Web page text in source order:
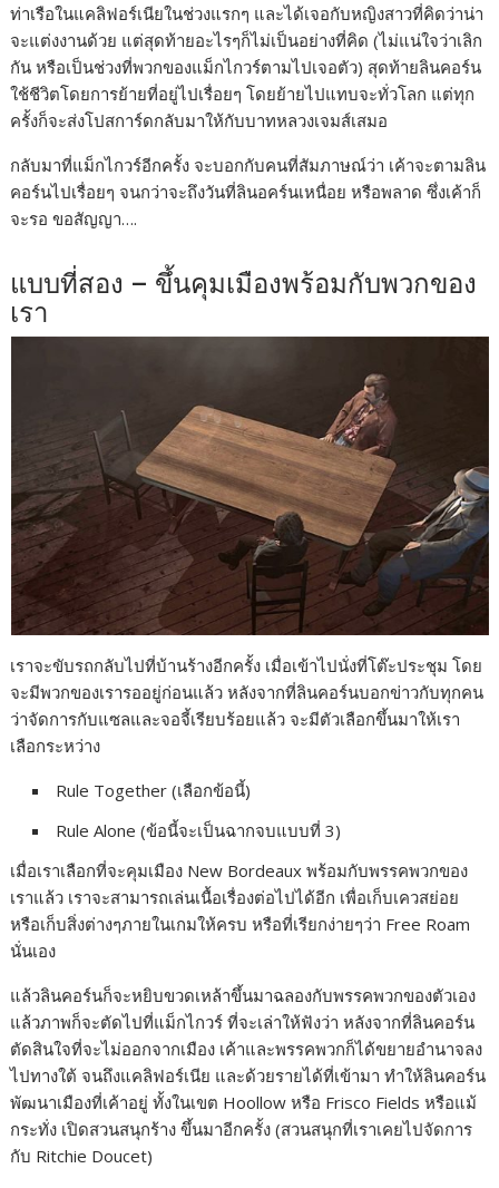
ท่าเรือในแคลิฟอร์เนียในช่วงแรกๆ และได้เจอกับหญิงสาวที่คิดว่าน่า
จะแต่งงานด้วย แต่สุดท้ายอะไรๆก็ไม่เป็นอย่างที่คิด (ไม่แน่ใจว่าเลิก
กัน หรือเป็นช่วงที่พวกของแม็กไกวร์ตามไปเจอตัว) สุดท้ายลินคอร์น
ใช้ชีวิตโดยการย้ายที่อยู่ไปเรื่อยๆ โดยย้ายไปแทบจะทั่วโลก แต่ทุก
ครั้งก็จะส่งโปสการ์ดกลับมาให้กับบาทหลวงเจมส์เสมอ
กลับมาที่แม็กไกวร์อีกครั้ง จะบอกกับคนที่สัมภาษณ์ว่า เค้าจะตามลิน
คอร์นไปเรื่อยๆ จนกว่าจะถึงวันที่ลินอคร์นเหนื่อย หรือพลาด ซึ่งเค้าก็
จะรอ ขอสัญญา….
แบบที่สอง – ขึ้นคุมเมืองพร้อมกับพวกของ
เรา
เราจะขับรถกลับไปที่บ้านร้างอีกครั้ง เมื่อเข้าไปนั่งที่โต๊ะประชุม โดย
จะมีพวกของเรารออยู่ก่อนแล้ว หลังจากที่ลินคอร์นบอกข่าวกับทุกคน
ว่าจัดการกับแซลและจอจี้เรียบร้อยแล้ว จะมีตัวเลือกขึ้นมาให้เรา
เลือกระหว่าง
Rule Together (เลือกข้อนี้)
Rule Alone (ข้อนี้จะเป็นฉากจบแบบที่ 3)
เมื่อเราเลือกที่จะคุมเมือง New Bordeaux พร้อมกับพรรคพวกของ
เราแล้ว เราจะสามารถเล่นเนื้อเรื่องต่อไปได้อีก เพื่อเก็บเควสย่อย
หรือเก็บสิ่งต่างๆภายในเกมให้ครบ หรือที่เรียกง่ายๆว่า Free Roam
นั่นเอง
แล้วลินคอร์นก็จะหยิบขวดเหล้าขึ้นมาฉลองกับพรรคพวกของตัวเอง
แล้วภาพก็จะตัดไปที่แม็กไกวร์ ที่จะเล่าให้ฟังว่า หลังจากที่ลินคอร์น
ตัดสินใจที่จะไม่ออกจากเมือง เค้าและพรรคพวกก็ได้ขยายอำนาจลง
ไปทางใต้ จนถึงแคลิฟอร์เนีย และด้วยรายได้ที่เข้ามา ทำให้ลินคอร์น
พัฒนาเมืองที่เค้าอยู่ ทั้งในเขต Hoollow หรือ Frisco Fields หรือแม้
กระทั่ง เปิดสวนสนุกร้าง ขึ้นมาอีกครั้ง (สวนสนุกที่เราเคยไปจัดการ
กับ Ritchie Doucet)